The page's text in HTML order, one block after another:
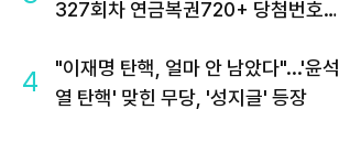
327회차 연금복권720+ 당첨번호조
4
"이재명 탄핵, 얼마 안 남았다"...'윤석
열 탄핵' 맞힌 무당, '성지글' 등장